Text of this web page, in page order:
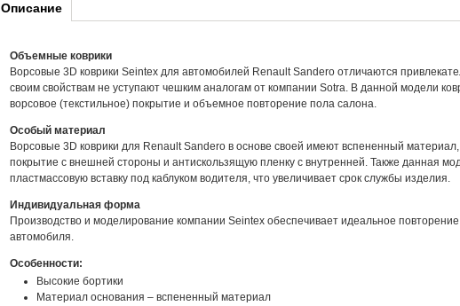
Описание
Объемные коврики
Ворсовые 3D коврики Seintex для автомобилей Renault Sandero отличаются
своим свойствам не уступают чешким аналогам от компании Sotra. В данной модели
ворсовое (текстильное) покрытие и объемное повторение пола салона.
Особый материал
Ворсовые 3D коврики для Renault Sandero в основе своей имеют вспененный
покрытие с внешней стороны и антискользящую пленку с внутренней. Также данная
пластмассовую вставку под каблуком водителя, что увеличивает срок службы изделия.
Индивидуальная форма
Производство и моделирование компании Seintex обеспечивает идеальное
автомобиля.
Особенности:
Высокие бортики
Материал основания – вспененный материал